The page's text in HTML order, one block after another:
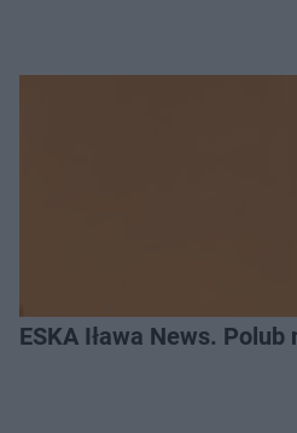
ESKA Iława News.